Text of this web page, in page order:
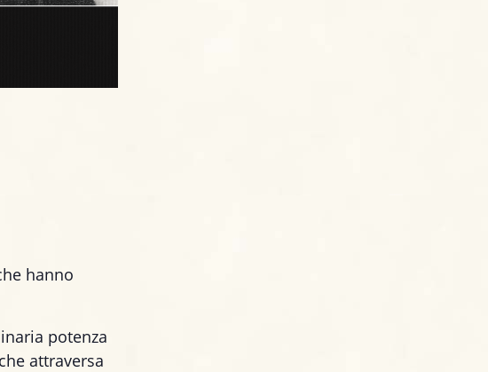
hanno
potenza
attraversa